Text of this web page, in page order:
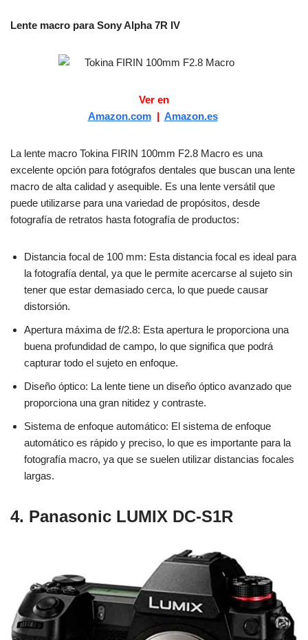
Lente macro para Sony Alpha 7R IV
Ver en
Amazon.com| Amazon.es
La lente macro Tokina FIRIN 100mm F2.8 Macro es una
excelente opción para fotógrafos dentales que buscan una lente
macro de alta calidad y asequible. Es una lente versátil que
puede utilizarse para una variedad de propósitos, desde
fotografía de retratos hasta fotografía de productos:
Distancia focal de 100 mm: Esta distancia focal es ideal para
la fotografía dental, ya que le permite acercarse al sujeto sin
tener que estar demasiado cerca, lo que puede causar
distorsión.
Apertura máxima de f/2.8: Esta apertura le proporciona una
buena profundidad de campo, lo que significa que podrá
capturar todo el sujeto en enfoque.
Diseño óptico: La lente tiene un diseño óptico avanzado que
proporciona una gran nitidez y contraste.
Sistema de enfoque automático: El sistema de enfoque
automático es rápido y preciso, lo que es importante para la
fotografía macro, ya que se suelen utilizar distancias focales
largas.
4. Panasonic LUMIX DC-S1R